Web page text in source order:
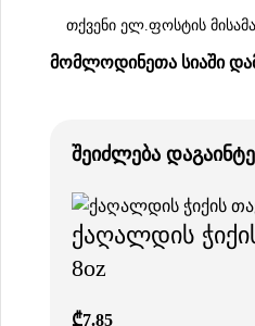
ᲛᲝᲛᲚᲝᲓᲘᲜᲔᲗᲐ ᲡᲘᲐᲨᲘ
შეიძლება
ქაღალდის
8oz
₾7.85